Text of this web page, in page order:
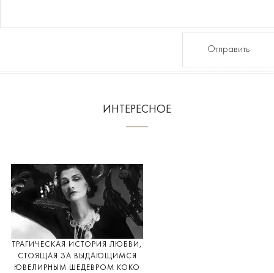
Отправить
ИНТЕРЕСНОЕ
ТРАГИЧЕСКАЯ ИСТОРИЯ ЛЮБВИ,
СТОЯЩАЯ ЗА ВЫДАЮЩИМСЯ
ЮВЕЛИРНЫМ ШЕДЕВРОМ КОКО